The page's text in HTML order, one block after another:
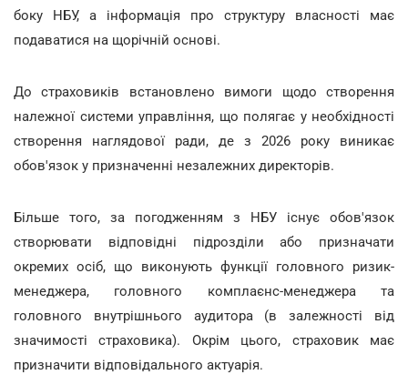
боку НБУ, а інформація про структуру власності має
подаватися на щорічній основі.
До страховиків встановлено вимоги щодо створення
належної системи управління, що полягає у необхідності
створення наглядової ради, де з 2026 року виникає
обов'язок у призначенні незалежних директорів.
Більше того, за погодженням з НБУ існує обов'язок
створювати відповідні підрозділи або призначати
окремих осіб, що виконують функції головного ризик-
менеджера, головного комплаєнс-менеджера та
головного внутрішнього аудитора (в залежності від
значимості страховика). Окрім цього, страховик має
призначити відповідального актуарія.